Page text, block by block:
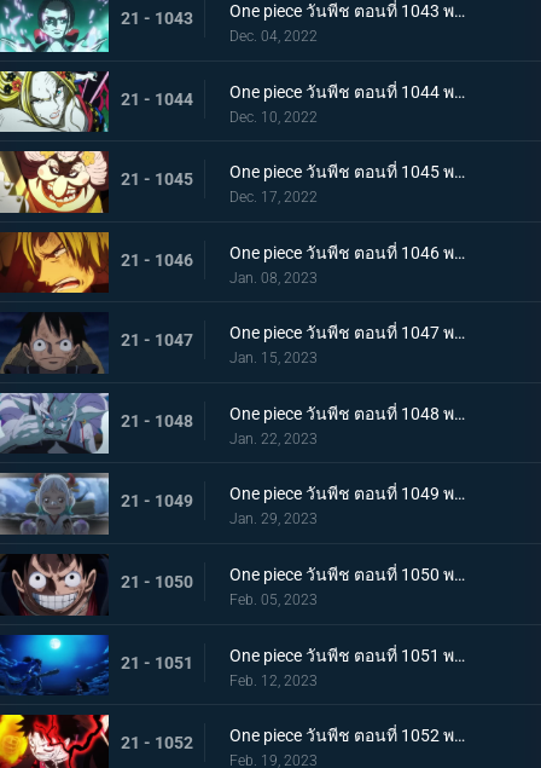
21 - 1043 One piece วันพีช ตอนที่ 1043 พากย์ไทย สะบั้นฝันร้าย บรู๊คดึงดาบน้ำแข็งออกจากฝัก
Dec. 04, 2022
21 - 1044 One piece วันพีช ตอนที่ 1044 พากย์ไทย คลัตช์ โรบินสวมอวตารปีศาจ
Dec. 10, 2022
21 - 1045 One piece วันพีช ตอนที่ 1045 พากย์ไทย คำสาป ภัยร้ายคืบคลานหาคิดกับโซโล
Dec. 17, 2022
21 - 1046 One piece วันพีช ตอนที่ 1046 พากย์ไทย เดิมพันใหญ่จะหัวหรือก้อย ปีกคู่ออกโรง
Jan. 08, 2023
21 - 1047 One piece วันพีช ตอนที่ 1047 พากย์ไทย จงปีนขึ้นไปสู้รุ่งอรุณ! มังกรสีชมพูอาละวาด
Jan. 15, 2023
21 - 1048 One piece วันพีช ตอนที่ 1048 พากย์ไทย ไปสู่อนาคต! คำสาบานของยามาโตะกับสุดยอดนักดาบ
Jan. 22, 2023
21 - 1049 One piece วันพีช ตอนที่ 1049 พากย์ไทย ลูฟี่โบยบิน! ล้างแค้นร้อยอสูร
Jan. 29, 2023
21 - 1050 One piece วันพีช ตอนที่ 1050 พากย์ไทย มังกร 2 ตัวเผชิญหน้า! ความมุ่งมั่นของโมโมโนะสุเกะ!
Feb. 05, 2023
21 - 1051 One piece วันพีช ตอนที่ 1051 พากย์ไทย ตำนานกลับมาอีกครั้ง! หมัดของลูฟี่คำรามบนท้องฟ้า
Feb. 12, 2023
21 - 1052 One piece วันพีช ตอนที่ 1052 พากย์ไทย สถาการณ์ตึงเครียด! จุดจบของโอนิกาชิมะ!
Feb. 19, 2023